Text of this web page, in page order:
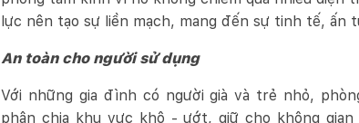
lực nên tạo sự liền mạch, mang đến sự tinh tế, ấn
An toàn cho người sử dụng
Với những gia đình có người già và trẻ nhỏ,
phân chia khu vực khô - ướt, giữ cho không